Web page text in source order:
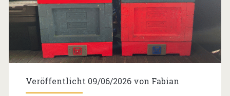
Veröffentlicht 09/06/2026 von Fabian